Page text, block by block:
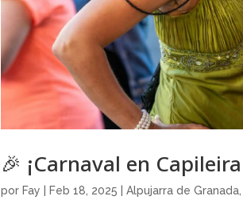
🎉 ¡Carnaval en
por Fay Feb 18, 2025 |Alpujarra de Granada